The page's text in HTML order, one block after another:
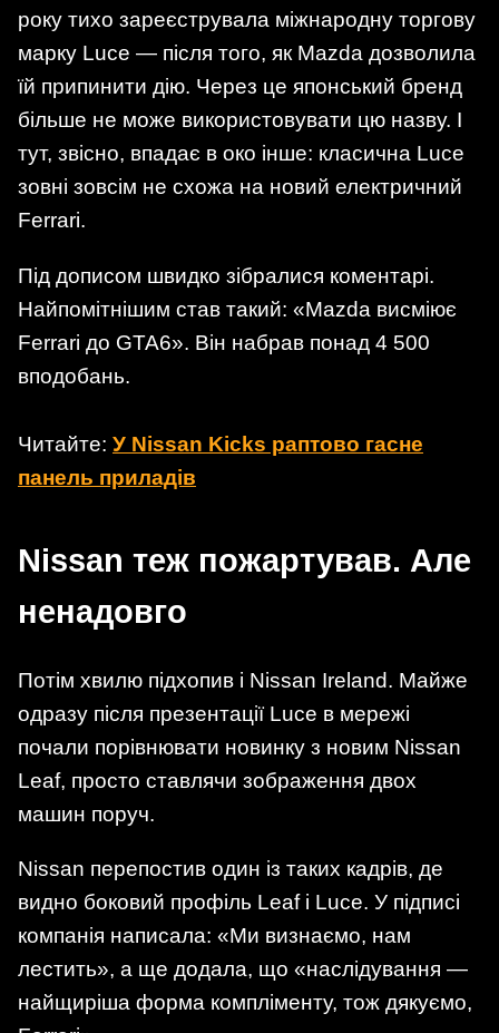
року тихо зареєструвала міжнародну торгову
марку Luce — після того, як Mazda дозволила
їй припинити дію. Через це японський бренд
більше не може використовувати цю назву. І
тут, звісно, впадає в око інше: класична Luce
зовні зовсім не схожа на новий електричний
Ferrari.
Під дописом швидко зібралися коментарі.
Найпомітнішим став такий: «Mazda висміює
Ferrari до GTA6». Він набрав понад 4 500
вподобань.
Читайте: У Nissan Kicks раптово гасне
панель приладів
Nissan теж пожартував. Але
ненадовго
Потім хвилю підхопив і Nissan Ireland. Майже
одразу після презентації Luce в мережі
почали порівнювати новинку з новим Nissan
Leaf, просто ставлячи зображення двох
машин поруч.
Nissan перепостив один із таких кадрів, де
видно боковий профіль Leaf і Luce. У підписі
компанія написала: «Ми визнаємо, нам
лестить», а ще додала, що «наслідування —
найщиріша форма компліменту, тож дякуємо,